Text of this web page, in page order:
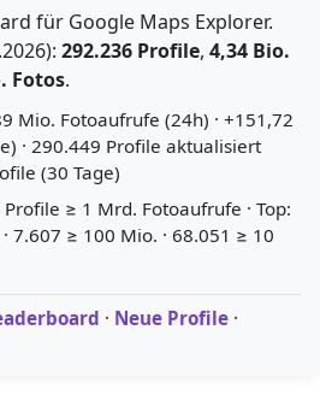
für Google Maps Explorer.
292.236 Profile, 4,34 Bio.
Fotos.
Mio. Fotoaufrufe (24h) · +151,72
· 290.449 Profile aktualisiert
(30 Tage)
Profile ≥ 1 Mrd. Fotoaufrufe · Top:
7.607 ≥ 100 Mio. · 68.051 ≥ 10
· Neue Profile ·